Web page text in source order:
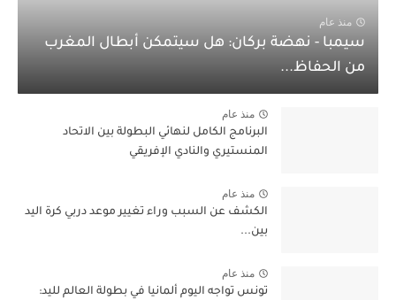
منذ عام
سيمبا - نهضة بركان: هل سيتمكن أبطال المغرب
من الحفاظ...
منذ عام
البرنامج الكامل لنهائي البطولة بين الاتحاد
المنستيري والنادي الإفريقي
منذ عام
الكشف عن السبب وراء تغيير موعد دربي كرة اليد
بين...
منذ عام
تونس تواجه اليوم ألمانيا في بطولة العالم لليد: